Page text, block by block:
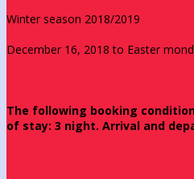
Winter season 2018/2019
December 16, 2018 to Easter
The following booking
of stay: 3 night. Arrival and